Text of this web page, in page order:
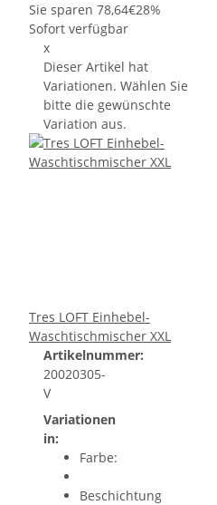
Sie sparen 78,64€28%
Sofort verfügbar
x
Dieser Artikel hat
Variationen. Wählen Sie
bitte die gewünschte
Variation aus.
Tres LOFT Einhebel-
Waschtischmischer XXL
Artikelnummer:
20020305-
V
Variationen
in:
Farbe:
Beschichtung